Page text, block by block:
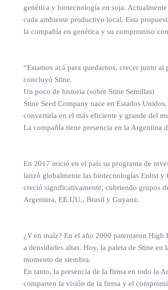
genética y biotecnología en soja.
cada ambiente productivo local. Esta
la compañía en genética y su compromiso
“Estamos acá para quedarnos, crecer junto
concluyó Stine.
Un poco de historia (sobre Stine Semillas)
Stine Seed Company nace en Estados
convertiría en el más eficiente y grande del
La compañía tiene presencia en la Argentina
En 2017 inició en el país su programa de
lanzó globalmente las biotecnologías Enlist y
creció significativamente, cubriendo grupos
Argentina, EE.UU., Brasil y Guyana.
¿Y en maíz? En el año 2000 patentaron
a densidades altas. Hoy, la paleta de Stine
momento de siembra.
En tanto, la presencia de la firma en todo la
comparten la visión de la firma y el